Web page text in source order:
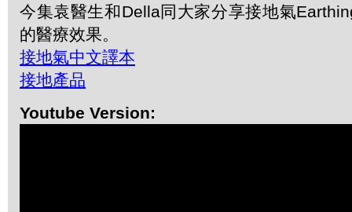
今集袁醫生和Della同大家分享接地氣
的醫療效果。
接地氣中文譯本
接地產品
Youtube Version: